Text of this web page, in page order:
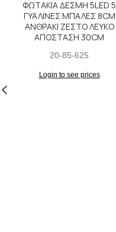
ΦΩΤΑΚΙΑ ΔΕΣΜΗ 5LED 5
ΓΥΑΛΙΝΕΣ ΜΠΑΛΕΣ 8CM
ΑΝΘΡΑΚΙ ΖΕΣΤΟ ΛΕΥΚΟ
ΑΠΟΣΤΑΣΗ 30CM
20-85-625
Login to see prices